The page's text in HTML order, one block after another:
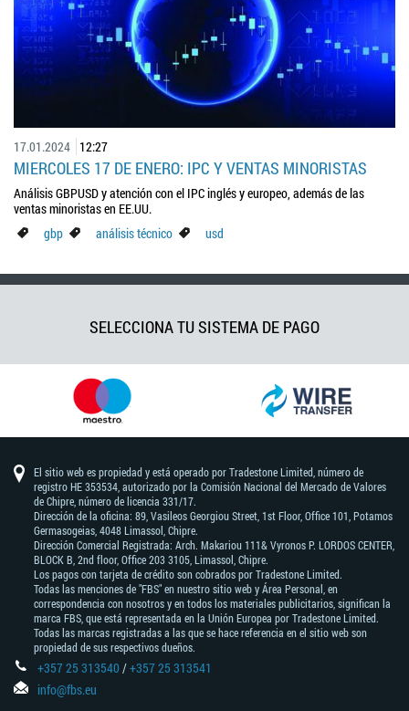
17.01.2024 12:27
MIERCOLES 17 DE ENERO: IPC Y VENTAS MINORISTAS
Análisis GBPUSD y atención con el IPC inglés y europeo, además de las
ventas minoristas en EE.UU.
gbp
análisis técnico usd
SELECCIONA TU SISTEMA DE PAGO
El sitio web es propiedad y está operado por Tradestone Limited, número de
registro HE 353534, autorizado por la Comisión Nacional del Mercado de Valores
de Chipre, número de licencia 331/17.
Dirección de la oficina: 89, Vasileos Georgiou Street, 1st Floor, Office 101, Potamos
Germasogeias, 4048 Limassol, Chipre.
Dirección Comercial Registrada: Arch. Makariou 111& Vyronos Р. LORDOS CENTER,
BLOCK В, 2nd floor, Office 203 3105, Limassol, Chipre.
Los pagos con tarjeta de crédito son cobrados por Tradestone Limited.
Todas las menciones de "FBS" en nuestro sitio web y Área Personal, en
correspondencia con nosotros y en todos los materiales publicitarios, significan la
marca FBS, que está representada en la Unión Europea por Tradestone Limited.
Todas las marcas registradas a las que se hace referencia en el sitio web son
propiedad de sus respectivos dueños.
+357 25 313540/+357 25 313541
info@fbs.eu